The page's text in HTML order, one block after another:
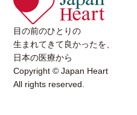
目の前のひとりの
生まれてきて良かったを、
日本の医療から
Copyright © Japan Heart
All rights reserved.